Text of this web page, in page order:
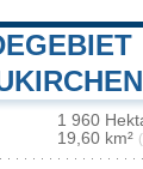
1 960
19,60 km²